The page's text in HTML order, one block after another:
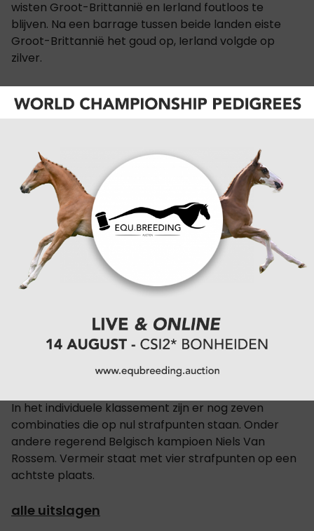
wisten Groot-Brittannië en Ierland foutloos te
blijven. Na een barrage tussen beide landen eiste
Groot-Brittannië het goud op, Ierland volgde op
zilver.
Hendrik Denutte loodste zijn Belgische pony-equipe
naar het brons.
van het Klavertje (Ulk d'Ete), Robin Vermeir met
Kristal Sparkle van Begeveld (Ponyhoeve Bright
Sparkle), Clémentine Lux met Eoghan de Seguret
(Coolillaun Cuslawn), Elise Thirion met Dance Floor
du Cauroy (ICe And Fire d'Albran) en Aure De
Schrijver in het zadel van Ti Amo van Prinseveld
(Kadans vand e Groenheuvel) aan de start.
Niels Van Rossem blijft
op nul punten in
individueel klassement
In het individuele klassement zijn er nog zeven
combinaties die op nul strafpunten staan. Onder
andere regerend Belgisch kampioen Niels Van
Rossem. Vermeir staat met vier strafpunten op een
achtste plaats.
alle uitslagen